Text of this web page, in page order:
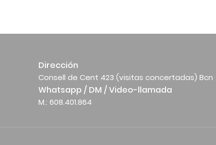
Dirección
Consell de Cent 423 (visitas concertadas) Bcn
Whatsapp / DM / Video-llamada
M.: 608.401.864